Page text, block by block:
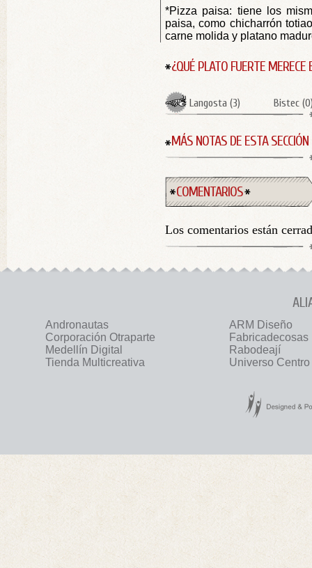
*Pizza paisa: tiene los
paisa, como chicharrón
carne molida y platano
¿QUÉ PLATO FUERTE MERECE
Langosta (3) Bistec (0
MÁS NOTAS DE ESTA SECCIÓN
COMENTARIOS
Los comentarios están
Andronautas
ARM Diseño
Corporación Otraparte
Fabricadecosas
Medellín Digital
Rabodeají
Tienda Multicreativa
Universo Centro